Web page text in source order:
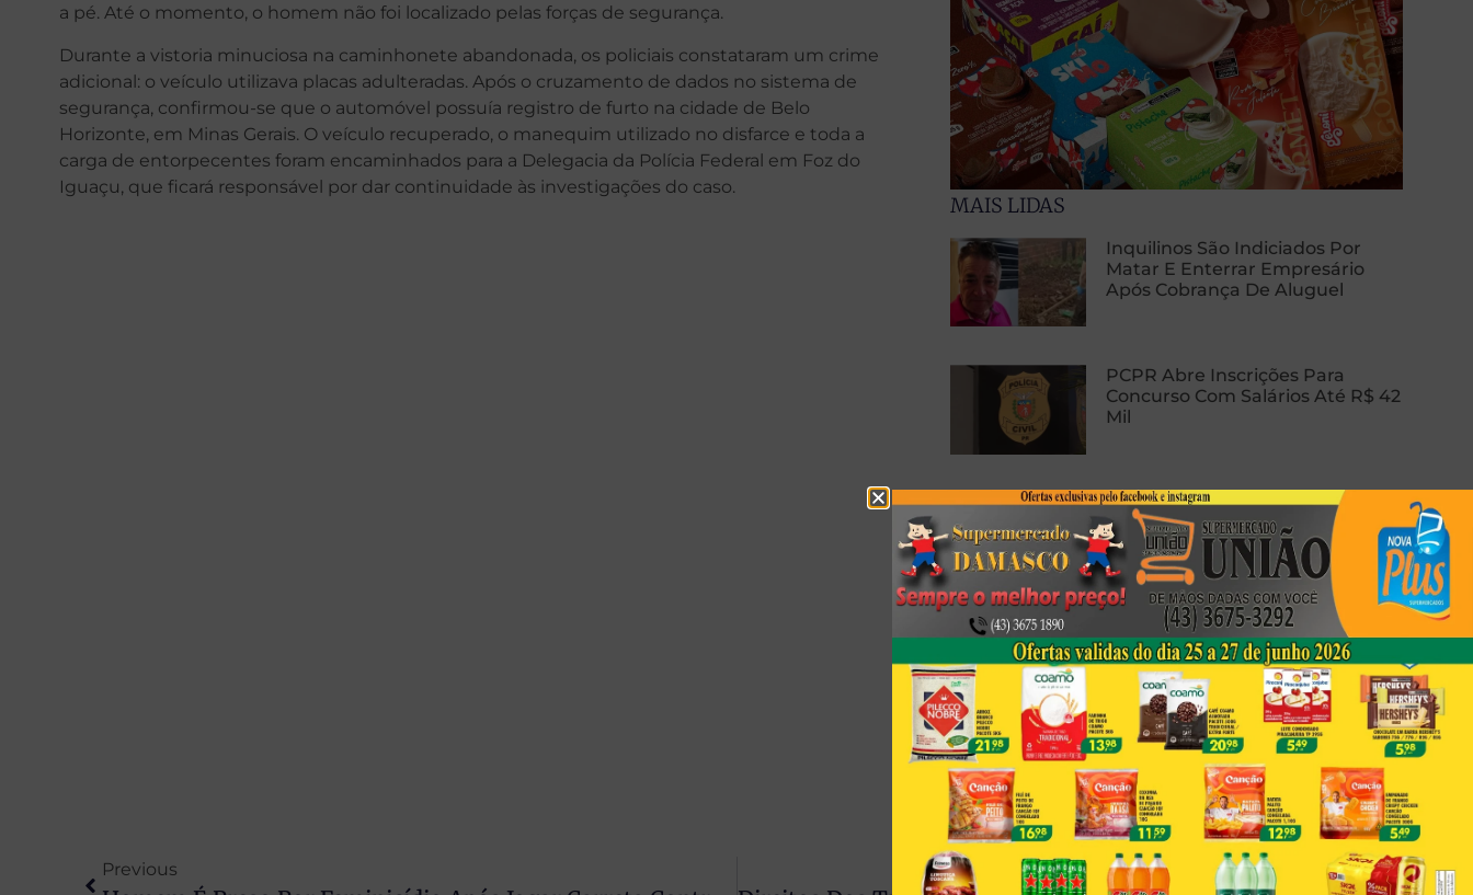
a pé. Até o momento, o homem não foi localizado pelas forças de segurança.
Durante a vistoria minuciosa na caminhonete abandonada, os policiais constataram um crime
adicional: o veículo utilizava placas adulteradas. Após o cruzamento de dados no sistema de
segurança, confirmou-se que o automóvel possuía registro de furto na cidade de Belo
Horizonte, em Minas Gerais. O veículo recuperado, o manequim utilizado no disfarce e toda a
carga de entorpecentes foram encaminhados para a Delegacia da Polícia Federal em Foz do
Iguaçu, que ficará responsável por dar continuidade às investigações do caso.
MAIS LIDAS
Inquilinos São Indiciados Por
Matar E Enterrar Empresário
Após Cobrança De Aluguel
PCPR Abre Inscrições Para
Concurso Com Salários Até R$ 42
Mil
Foto Registrada Durante
Peregrinação Em Porecatu
Emociona Fiéis Por Semelhança
Com A Sagrada Face De Jesus
Corpo Em Decomposição É
Encontrado Em Londrina
Previous Next